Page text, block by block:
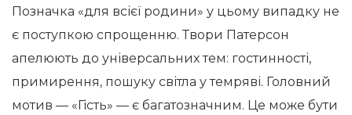
Позначка «для всієї родини» у цьому випадку не
є поступкою спрощенню. Твори Патерсон
апелюють до універсальних тем: гостинності,
примирення, пошуку світла у темряві. Головний
мотив — «Гість» — є багатозначним. Це може бути